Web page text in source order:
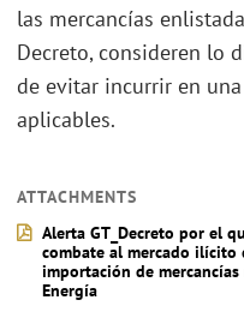
las mercancías
Decreto, consideren lo
de evitar incurrir en
aplicables.
ATTACHMENTS
Alerta GT_Decreto por el
combate al mercado ilícito
importación de
Energía